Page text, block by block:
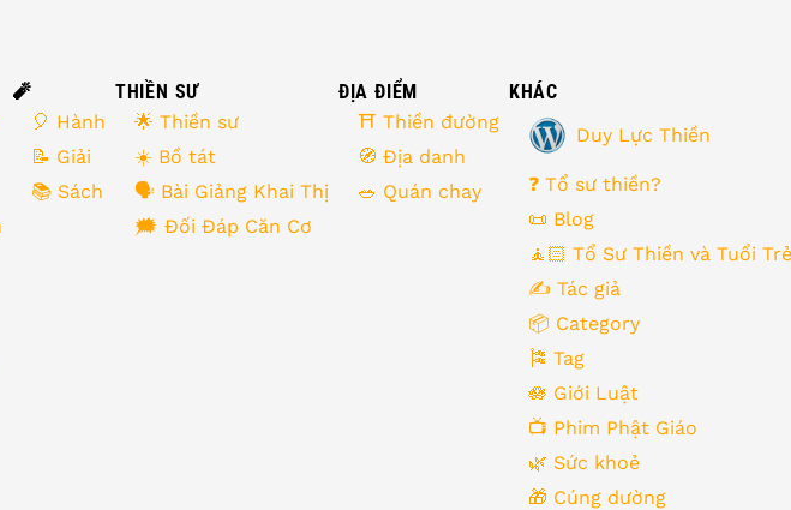
🧨
🎈 Hành
📝 Giải
📚 Sách
THIỀN SƯ
🌟 Thiền sư
☀️ Bồ tát
🗣 Bài Giảng Khai Thị
🗯 Đối Đáp Căn Cơ
ĐỊA ĐIỂM
⛩ Thiền đường
🧭 Địa danh
🥗 Quán chay
KHÁC
Duy Lực Thiền
❓ Tổ sư thiền?
📜 Blog
🧘🏻 Tổ Sư Thiền và Tuổi Trẻ
✍️ Tác giả
📦 Category
🎏 Tag
🪷 Giới Luật
📺 Phim Phật Giáo
🌿️ Sức khoẻ
🎁️ Cúng dường